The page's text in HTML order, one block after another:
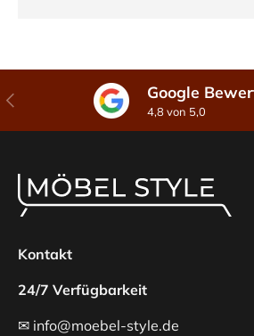
Vorherige Google
4,8 von 5,0
Kontakt
24/7 Verfügbarkeit
✉ info@moebel-style.de